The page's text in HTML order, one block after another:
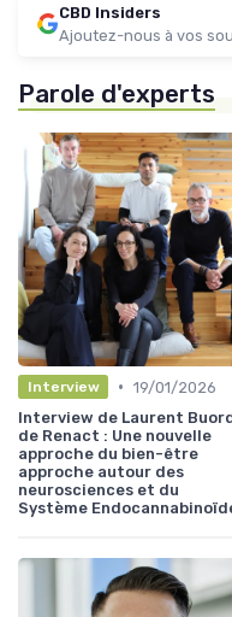
CBD Insiders
Ajoutez-nous à vos
Parole d'experts
Interview • 19/01/2026
Interview de Laurent
de Renact : Une nouvelle
approche du bien-être
approche autour des
neurosciences et du
Système